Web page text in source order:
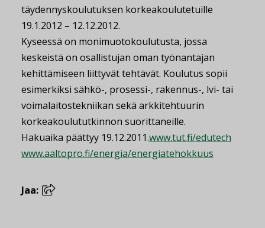
täydennyskoulutuksen korkeakoulutetuille
19.1.2012 – 12.12.2012.
Kyseessä on monimuotokoulutusta, jossa
keskeistä on osallistujan oman työnantajan
kehittämiseen liittyvät tehtävät. Koulutus sopii
esimerkiksi sähkö-, prosessi-, rakennus-, lvi- tai
voimalaitostekniikan sekä arkkitehtuurin
korkeakoulututkinnon suorittaneille.
Hakuaika päättyy 19.12.2011.www.tut.fi/edutech
www.aaltopro.fi/energia/energiatehokkuus
Jaa: